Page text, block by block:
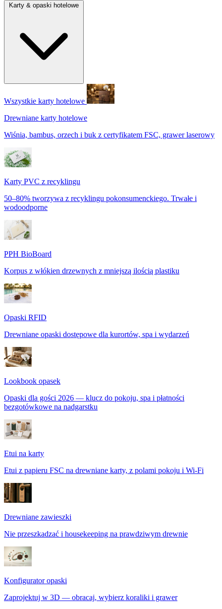
Wszystkie karty hotelowe
Drewniane karty hotelowe
Wiśnia, bambus, orzech i buk z certyfikatem FSC, grawer laserowy
Karty PVC z recyklingu
50–80% tworzywa z recyklingu pokonsumenckiego. Trwałe i
wodoodporne
PPH BioBoard
Korpus z włókien drzewnych z mniejszą ilością plastiku
Opaski RFID
Drewniane opaski dostępowe dla kurortów, spa i wydarzeń
Lookbook opasek
Opaski dla gości 2026 — klucz do pokoju, spa i płatności
bezgotówkowe na nadgarstku
Etui na karty
Etui z papieru FSC na drewniane karty, z polami pokoju i Wi-Fi
Drewniane zawieszki
Nie przeszkadzać i housekeeping na prawdziwym drewnie
Konfigurator opaski
Zaprojektuj w 3D — obracaj, wybierz koraliki i grawer